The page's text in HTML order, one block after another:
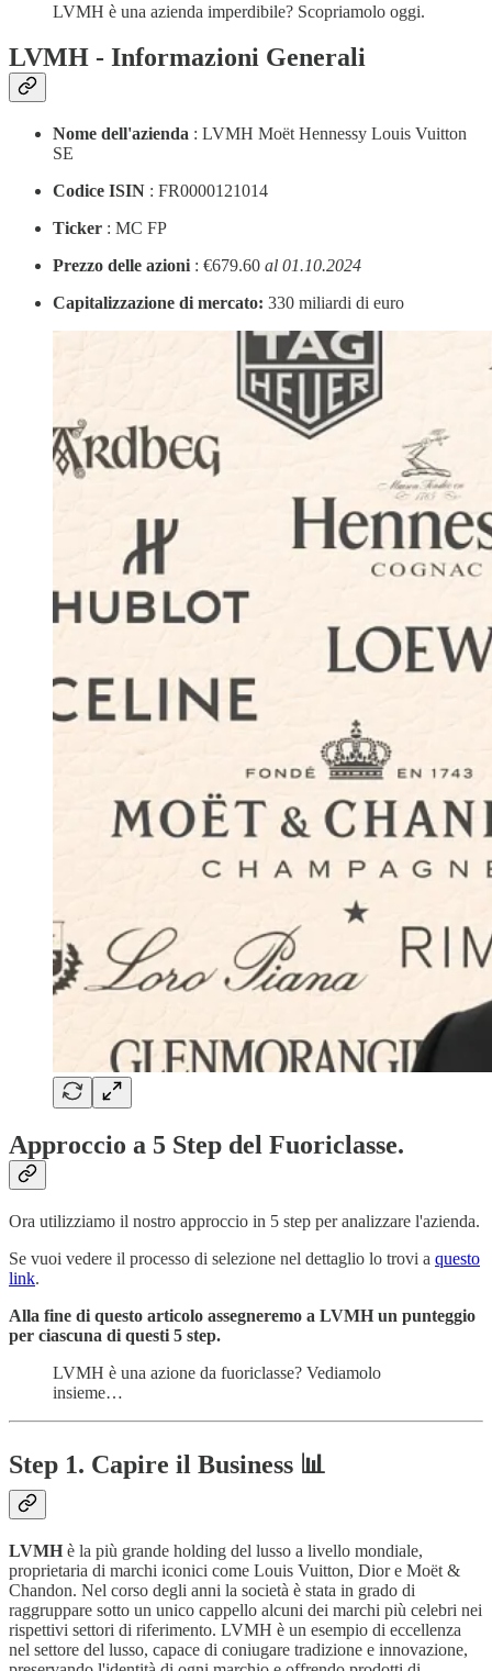
LVMH è una azienda imperdibile? Scopriamolo oggi.
LVMH - Informazioni Generali
Nome dell'azienda : LVMH Moët Hennessy Louis Vuitton
SE
Codice ISIN : FR0000121014
Ticker : MC FP
Prezzo delle azioni : €679.60 al 01.10.2024
Capitalizzazione di mercato: 330 miliardi di euro
Approccio a 5 Step del Fuoriclasse.
Ora utilizziamo il nostro approccio in 5 step per analizzare l'azienda.
Se vuoi vedere il processo di selezione nel dettaglio lo trovi a questo
link.
Alla fine di questo articolo assegneremo a LVMH un punteggio
per ciascuna di questi 5 step.
LVMH è una azione da fuoriclasse? Vediamolo
insieme…
Step 1. Capire il Business 📊
LVMH è la più grande holding del lusso a livello mondiale,
proprietaria di marchi iconici come Louis Vuitton, Dior e Moët &
Chandon. Nel corso degli anni la società è stata in grado di
raggruppare sotto un unico cappello alcuni dei marchi più celebri nei
rispettivi settori di riferimento. LVMH è un esempio di eccellenza
nel settore del lusso, capace di coniugare tradizione e innovazione,